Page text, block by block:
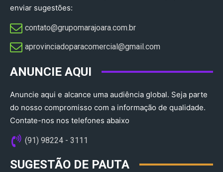
enviar sugestões:
contato@grupomarajoara.com.br
aprovinciadoparacomercial@gmail.com​
ANUNCIE AQUI
Anuncie aqui e alcance uma audiência global. Seja parte
do nosso compromisso com a informação de qualidade.
Contate-nos nos telefones abaixo
(91) 98224 - 3111
SUGESTÃO DE PAUTA